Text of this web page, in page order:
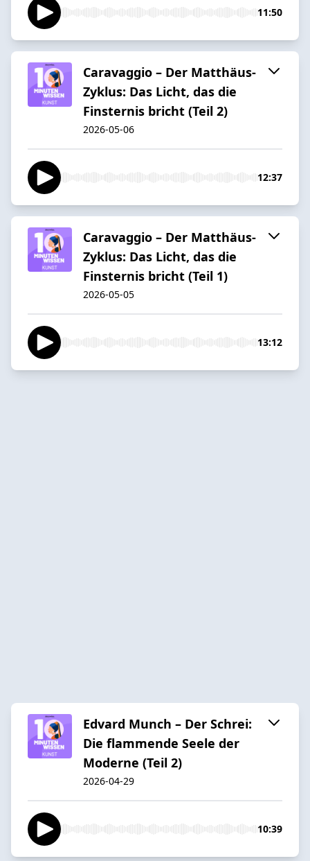
11:50
Caravaggio – Der Matthäus-
Zyklus: Das Licht, das die
Finsternis bricht (Teil 2)
2026-05-06
12:37
Caravaggio – Der Matthäus-
Zyklus: Das Licht, das die
Finsternis bricht (Teil 1)
2026-05-05
13:12
Edvard Munch – Der Schrei:
Die flammende Seele der
Moderne (Teil 2)
2026-04-29
10:39